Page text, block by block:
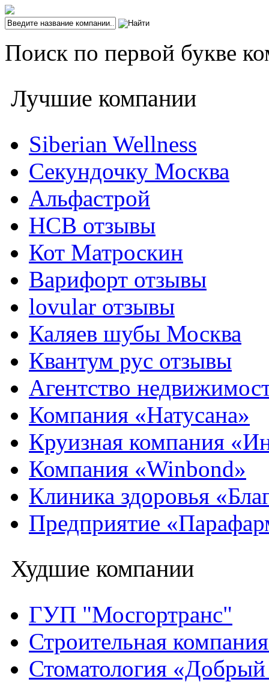
Поиск по первой букве
Лучшие компании
Siberian Wellness
Секундочку Москва
Альфастрой
НСВ отзывы
Кот Матроскин
Варифорт отзывы
lovular отзывы
Каляев шубы Москва
Квантум рус отзывы
Агентство
Компания «Натусана»
Круизная компания
Компания «Winbond»
Клиника здоровья
Предприятие
Худшие компании
ГУП "Мосгортранс"
Строительная
Стоматология